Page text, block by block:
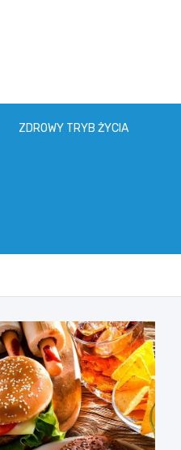
ZDROWY TRYB ŻYCIA